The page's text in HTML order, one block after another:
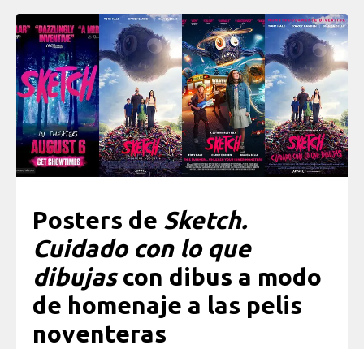
Posters de Sketch.
Cuidado con lo que
dibujascon dibus a modo
de homenaje a las pelis
noventeras